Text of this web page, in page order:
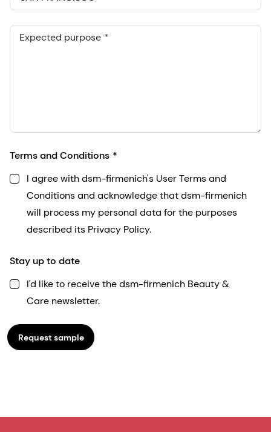
Expected purpose
Terms and Conditions
I agree with dsm-firmenich's User Terms and
Conditions and acknowledge that dsm-firmenich
will process my personal data for the purposes
described its Privacy Policy.
Stay up to date
I'd like to receive the dsm-firmenich Beauty &
Care newsletter.
Request sample